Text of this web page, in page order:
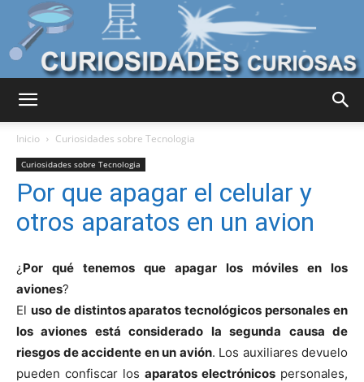
Curiosas
Mundo
Inicio Curiosidades sobre Tecnologia
Curiosidades sobre Tecnologia
Por que apagar el celular y
otros aparatos en un avion
¿ Por qué tenemos que apagar los móviles en los
aviones?
El uso de distintos aparatos tecnológicos personales en
los aviones está considerado la segunda causa de
riesgos de accidente en un avión. Los auxiliares devuelo
pueden confiscar los aparatos electrónicos personales,